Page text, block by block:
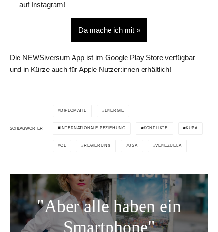
auf Instagram!
Da mache ich mit »
Die NEWSiversum App ist im Google Play Store verfügbar
und in Kürze auch für Apple Nutzer:innen erhältlich!
SCHLAGWÖRTER
DIPLOMATIE ENERGIE
INTERNATIONALE BEZIEHUNG KONFLIKTE KUBA
ÖL REGIERUNG USA VENEZUELA
"Aber alle haben ein
Smartphone"